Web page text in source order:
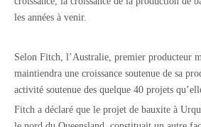
les années à venir.
Selon Fitch, l’Australie, premier producteur
maintiendra une croissance soutenue de sa
activité soutenue des quelque 40 projets
Fitch a déclaré que le projet de bauxite à